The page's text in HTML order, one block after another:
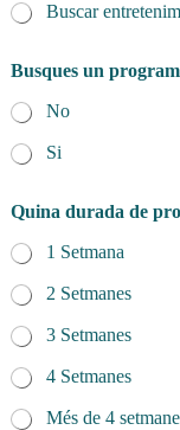
Buscar
Busques un
No
Si
Quina durada de
1 Setmana
2 Setmanes
3 Setmanes
4 Setmanes
Més de 4